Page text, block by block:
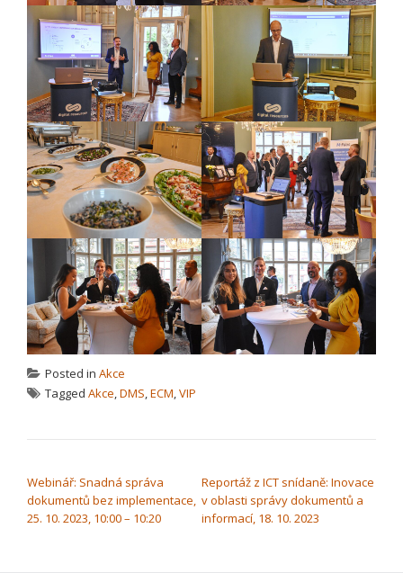
Posted in Akce
Tagged Akce,DMS,ECM,VIP
Webinář: Snadná správa
dokumentů bez implementace,
25. 10. 2023, 10:00 – 10:20
Reportáž z ICT snídaně: Inovace
v oblasti správy dokumentů a
informací, 18. 10. 2023